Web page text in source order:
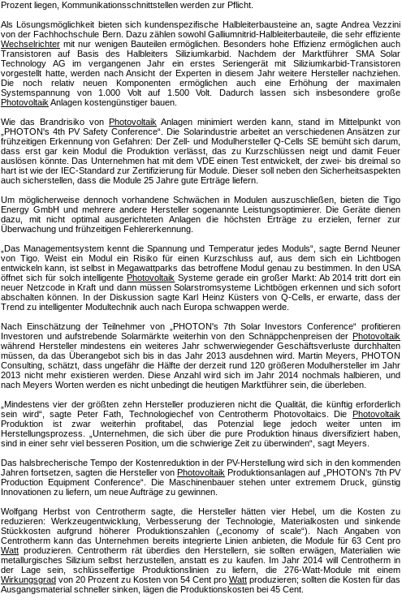
Prozent liegen, Kommunikationsschnittstellen werden zur Pflicht.
Als Lösungsmöglichkeit bieten sich kundenspezifische Halbleiterbausteine an, sagte Andrea Vezzini
von der Fachhochschule Bern. Dazu zählen sowohl Galliumnitrid-Halbleiterbauteile, die sehr effiziente
Wechselrichter mit nur wenigen Bauteilen ermöglichen. Besonders hohe Effizienz ermöglichen auch
Transistoren auf Basis des Halbleiters Siliziumkarbid. Nachdem der Marktführer SMA Solar
Technology AG im vergangenen Jahr ein erstes Seriengerät mit Siliziumkarbid-Transistoren
vorgestellt hatte, werden nach Ansicht der Experten in diesem Jahr weitere Hersteller nachziehen.
Die noch relativ neuen Komponenten ermöglichen auch eine Erhöhung der maximalen
Systemspannung von 1.000 Volt auf 1.500 Volt. Dadurch lassen sich insbesondere große
Photovoltaik Anlagen kostengünstiger bauen.
Wie das Brandrisiko von Photovoltaik Anlagen minimiert werden kann, stand im Mittelpunkt von
„PHOTON's 4th PV Safety Conference“. Die Solarindustrie arbeitet an verschiedenen Ansätzen zur
frühzeitigen Erkennung von Gefahren: Der Zell- und Modulhersteller Q-Cells SE bemüht sich darum,
dass erst gar kein Modul die Produktion verlässt, das zu Kurzschlüssen neigt und damit Feuer
auslösen könnte. Das Unternehmen hat mit dem VDE einen Test entwickelt, der zwei- bis dreimal so
hart ist wie der IEC-Standard zur Zertifizierung für Module. Dieser soll neben den Sicherheitsaspekten
auch sicherstellen, dass die Module 25 Jahre gute Erträge liefern.
Um möglicherweise dennoch vorhandene Schwächen in Modulen auszuschließen, bieten die Tigo
Energy GmbH und mehrere andere Hersteller sogenannte Leistungsoptimierer. Die Geräte dienen
dazu, mit nicht optimal ausgerichteten Anlagen die höchsten Erträge zu erzielen, ferner zur
Überwachung und frühzeitigen Fehlererkennung.
„Das Managementsystem kennt die Spannung und Temperatur jedes Moduls“, sagte Bernd Neuner
von Tigo. Weist ein Modul ein Risiko für einen Kurzschluss auf, aus dem sich ein Lichtbogen
entwickeln kann, ist selbst in Megawattparks das betroffene Modul genau zu bestimmen. In den USA
öffnet sich für solch intelligentePhotovoltaik Systeme gerade ein großer Markt: Ab 2014 tritt dort ein
neuer Netzcode in Kraft und dann müssen Solarstromsysteme Lichtbögen erkennen und sich sofort
abschalten können. In der Diskussion sagte Karl Heinz Küsters von Q-Cells, er erwarte, dass der
Trend zu intelligenter Modultechnik auch nach Europa schwappen werde.
Nach Einschätzung der Teilnehmer von „PHOTON's 7th Solar Investors Conference“ profitieren
Investoren und aufstrebende Solarmärkte weiterhin von den Schnäppchenpreisen der Photovoltaik
während Hersteller mindestens ein weiteres Jahr schwerwiegender Geschäftsverluste durchhalten
müssen, da das Überangebot sich bis in das Jahr 2013 ausdehnen wird. Martin Meyers, PHOTON
Consulting, schätzt, dass ungefähr die Hälfte der derzeit rund 120 größeren Modulhersteller im Jahr
2013 nicht mehr existieren werden. Diese Anzahl wird sich im Jahr 2014 nochmals halbieren, und
nach Meyers Worten werden es nicht unbedingt die heutigen Marktführer sein, die überleben.
„Mindestens vier der größten zehn Hersteller produzieren nicht die Qualität, die künftig erforderlich
sein wird“, sagte Peter Fath, Technologiechef von Centrotherm Photovoltaics. Die Photovoltaik
Produktion ist zwar weiterhin profitabel, das Potenzial liege jedoch weiter unten im
Herstellungsprozess. „Unternehmen, die sich über die pure Produktion hinaus diversifiziert haben,
sind in einer sehr viel besseren Position, um die schwierige Zeit zu überwinden“, sagt Meyers.
Das halsbrecherische Tempo der Kostenreduktion in der PV-Herstellung wird sich in den kommenden
Jahren fortsetzen, sagten die Hersteller vonPhotovoltaik Produktionsanlagen auf „PHOTON's 7th PV
Production Equipment Conference“. Die Maschinenbauer stehen unter extremem Druck, günstig
Innovationen zu liefern, um neue Aufträge zu gewinnen.
Wolfgang Herbst von Centrotherm sagte, die Hersteller hätten vier Hebel, um die Kosten zu
reduzieren: Werkzeugentwicklung, Verbesserung der Technologie, Materialkosten und sinkende
Stückkosten aufgrund höherer Produktionszahlen („economy of scale“). Nach Angaben von
Centrotherm kann das Unternehmen bereits integrierte Linien anbieten, die Module für 63 Cent pro
Watt produzieren. Centrotherm rät überdies den Herstellern, sie sollten erwägen, Materialien wie
metallurgisches Silizium selbst herzustellen, anstatt es zu kaufen. Im Jahr 2014 will Centrotherm in
der Lage sein, schlüsselfertige Produktionslinien zu liefern, die 276-Watt-Module mit einem
Wirkungsgrad von 20 Prozent zu Kosten von 54 Cent pro Watt produzieren; sollten die Kosten für das
Ausgangsmaterial schneller sinken, lägen die Produktionskosten bei 45 Cent.